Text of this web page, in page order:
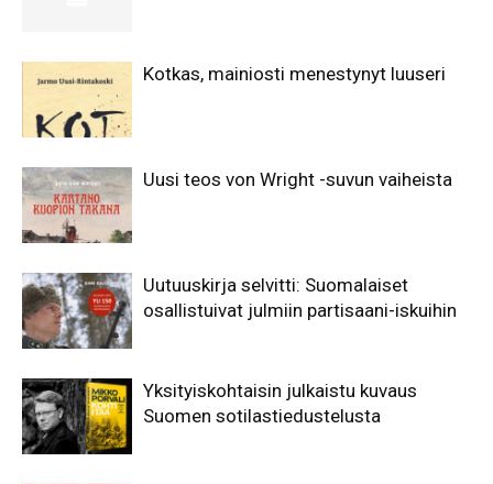
Kotkas, mainiosti menestynyt luuseri
Uusi teos von Wright -suvun vaiheista
Uutuuskirja selvitti: Suomalaiset
osallistuivat julmiin partisaani-iskuihin
Yksityiskohtaisin julkaistu kuvaus
Suomen sotilastiedustelusta